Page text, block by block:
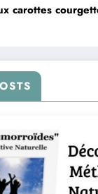
carottes